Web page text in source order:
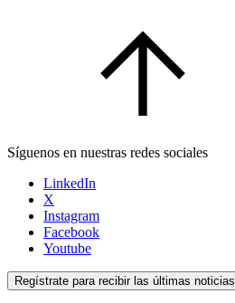
Síguenos en nuestras redes sociales
LinkedIn
X
Instagram
Facebook
Youtube
Regístrate para recibir las últimas noticias